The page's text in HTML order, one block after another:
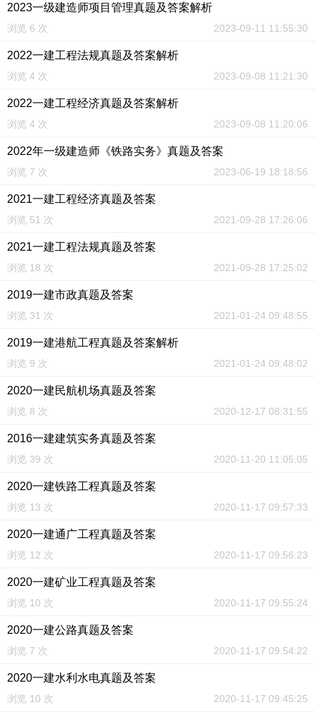
2023一级建造师项目管理真题及答案解析
浏览 6 次 2023-09-11 11:55:30
2022一建工程法规真题及答案解析
浏览 4 次 2023-09-08 11:21:30
2022一建工程经济真题及答案解析
浏览 4 次 2023-09-08 11:20:06
2022年一级建造师《铁路实务》真题及答案
浏览 7 次 2023-06-19 18:18:56
2021一建工程经济真题及答案
浏览 51 次 2021-09-28 17:26:06
2021一建工程法规真题及答案
浏览 18 次 2021-09-28 17:25:02
2019一建市政真题及答案
浏览 31 次 2021-01-24 09:48:55
2019一建港航工程真题及答案解析
浏览 9 次 2021-01-24 09:48:02
2020一建民航机场真题及答案
浏览 8 次 2020-12-17 08:31:55
2016一建建筑实务真题及答案
浏览 39 次 2020-11-20 11:05:05
2020一建铁路工程真题及答案
浏览 13 次 2020-11-17 09:57:33
2020一建通广工程真题及答案
浏览 12 次 2020-11-17 09:56:23
2020一建矿业工程真题及答案
浏览 10 次 2020-11-17 09:55:24
2020一建公路真题及答案
浏览 7 次 2020-11-17 09:54:22
2020一建水利水电真题及答案
浏览 10 次 2020-11-17 09:45:25